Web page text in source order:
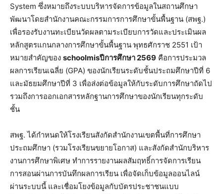
System ซึ่งหมายถึงระบบบริหารจัดการข้อมูลในสถานศึกษา
พัฒนาโดยสำนักงานคณะกรรมการการศึกษาขั้นพื้นฐาน (สพฐ.)
เพื่อรองรับงานทะเบียนวัดผลตามระเบียบการวัดและประเมินผล
หลักสูตรแกนกลางการศึกษาขั้นพื้นฐาน พุทธศักราช 2551 เป้า
หมายสำคัญของ schoolmisปีการศึกษา 2569 คือการประมวล
ผลการเรียนเฉลี่ย (GPA) ของนักเรียนระดับชั้นประถมศึกษาปีที่ 6
และมัธยมศึกษาปีที่ 3 เพื่อส่งต่อข้อมูลให้กับระดับการศึกษาถัดไป
รวมถึงการออกเอกสารหลักฐานการศึกษาของนักเรียนทุกระดับ
ชั้น
สพฐ. ได้กำหนดให้โรงเรียนสังกัดสำนักงานเขตพื้นที่การศึกษา
ประถมศึกษา (รวมโรงเรียนขยายโอกาส) และสังกัดสำนักบริหาร
งานการศึกษาพิเศษ ทำการรายงานผลสัมฤทธิ์การจัดการเรียน
การสอนผ่านการบันทึกผลการเรียน เพื่อจัดเก็บข้อมูลออนไลน์
ผ่านระบบนี้ และเชื่อมโยงข้อมูลกับบัตรประชาชนแบบ